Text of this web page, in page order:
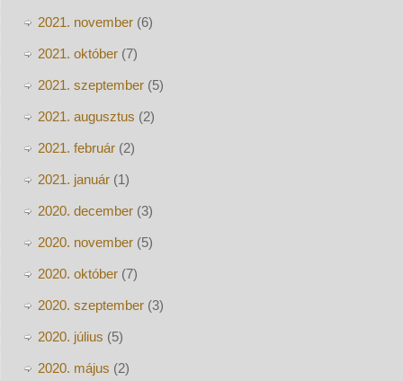
2021. november(6)
2021. október(7)
2021. szeptember(5)
2021. augusztus (2)
2021. február(2)
2021. január(1)
2020. december(3)
2020. november(5)
2020. október(7)
2020. szeptember(3)
2020. július (5)
2020. május (2)